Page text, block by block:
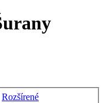
Rozšírené